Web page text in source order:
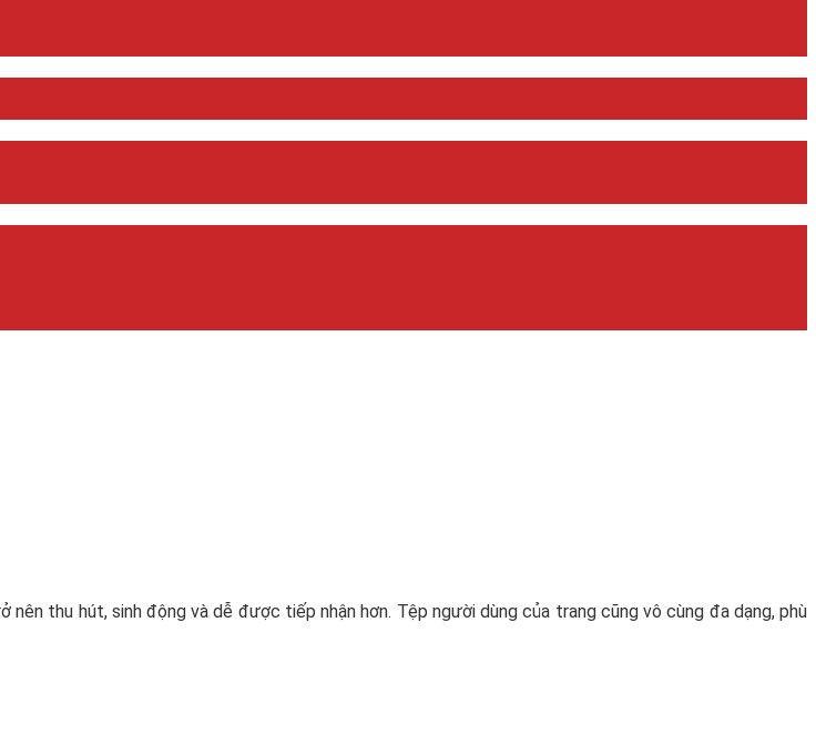
nên thu hút, sinh động và dễ được tiếp nhận hơn. Tệp người dùng của trang cũng vô cùng đa dạng, phù